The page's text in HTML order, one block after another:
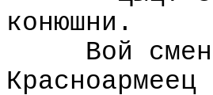
конюшни.
Вой